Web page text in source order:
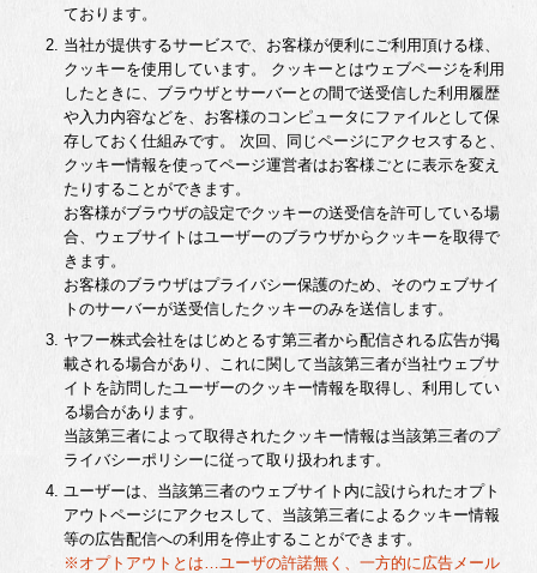
ております。
当社が提供するサービスで、お客様が便利にご利用頂ける様、
クッキーを使用しています。 クッキーとはウェブページを利用
したときに、ブラウザとサーバーとの間で送受信した利用履歴
や入力内容などを、お客様のコンピュータにファイルとして保
存しておく仕組みです。 次回、同じページにアクセスすると、
クッキー情報を使ってページ運営者はお客様ごとに表示を変え
たりすることができます。
お客様がブラウザの設定でクッキーの送受信を許可している場
合、ウェブサイトはユーザーのブラウザからクッキーを取得で
きます。
お客様のブラウザはプライバシー保護のため、そのウェブサイ
トのサーバーが送受信したクッキーのみを送信します。
ヤフー株式会社をはじめとるす第三者から配信される広告が掲
載される場合があり、これに関して当該第三者が当社ウェブサ
イトを訪問したユーザーのクッキー情報を取得し、利用してい
る場合があります。
当該第三者によって取得されたクッキー情報は当該第三者のプ
ライバシーポリシーに従って取り扱われます。
ユーザーは、当該第三者のウェブサイト内に設けられたオプト
アウトページにアクセスして、当該第三者によるクッキー情報
等の広告配信への利用を停止することができます。
※オプトアウトとは…ユーザの許諾無く、一方的に広告メール